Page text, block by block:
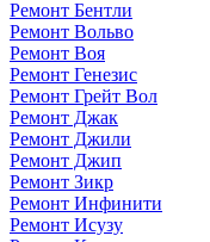
Ремонт Бентли
Ремонт Вольво
Ремонт Воя
Ремонт Генезис
Ремонт Грейт Вол
Ремонт Джак
Ремонт Джили
Ремонт Джип
Ремонт Зикр
Ремонт Инфинити
Ремонт Исузу